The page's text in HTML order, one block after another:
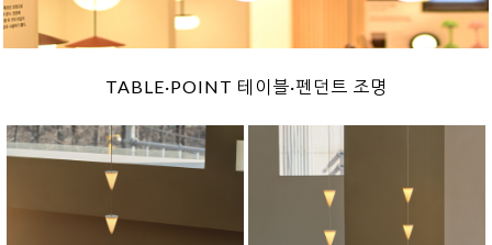
TABLE·POINT 테이블·펜던트 조명